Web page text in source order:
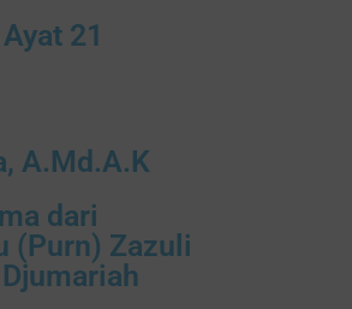
21
A.Md.A.K
dari
(Purn) Zazuli